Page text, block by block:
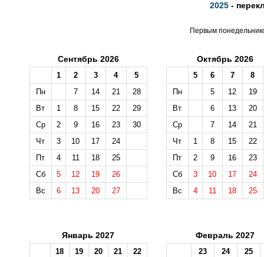
2025 -
Первым
Сентябрь 2026
1 2 3 4
5
Пн
7 14 21
28
Вт
1 8 15 22
29
Ср
2 9 16 23
30
Чт
3 10 17
24
Пт
4 11 18
25
Сб
5 12 19
26
Вс
6 13 20 27
Октябрь 2026
5 6 7
8
Пн
5 12
19
Вт
6 13
20
Ср
7 14
21
Чт
1 8 15
22
Пт
2 9 16
23
Сб
3 10 17
24
Вс
4 11 18 25
Январь 2027
18 19 20 21
22
Февраль 2027
23 24
25